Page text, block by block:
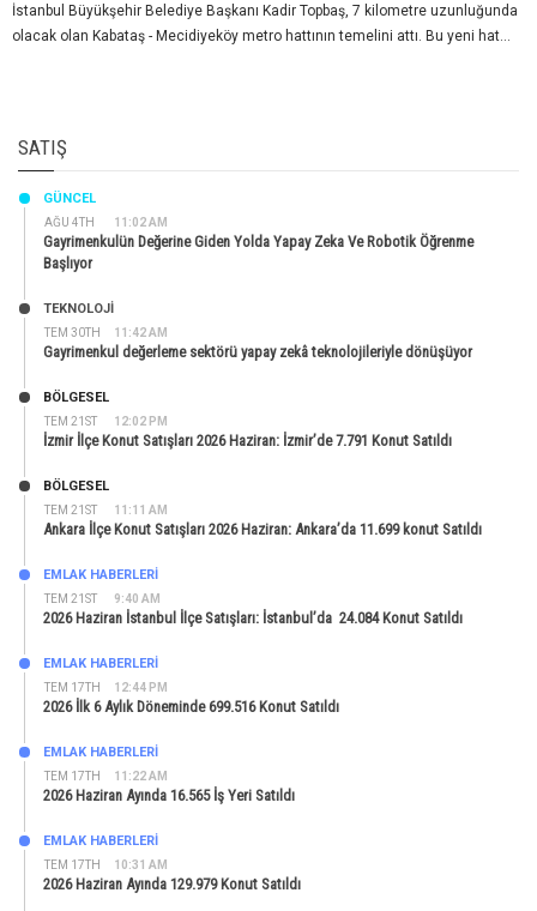
İstanbul Büyükşehir Belediye Başkanı Kadir Topbaş, 7 kilometre uzunluğunda
olacak olan Kabataş - Mecidiyeköy metro hattının temelini attı. Bu yeni hat...
SATIŞ
AĞU 4TH 11:02 AM
GÜNCEL
Gayrimenkulün Değerine Giden Yolda Yapay Zeka Ve Robotik Öğrenme
Başlıyor
TEM 30TH 11:42 AM
TEKNOLOJİ
Gayrimenkul değerleme sektörü yapay zekâ teknolojileriyle dönüşüyor
TEM 21ST 12:02 PM
BÖLGESEL
İzmir İlçe Konut Satışları 2026 Haziran: İzmir’de 7.791 Konut Satıldı
TEM 21ST 11:11 AM
BÖLGESEL
Ankara İlçe Konut Satışları 2026 Haziran: Ankara’da 11.699 konut Satıldı
TEM 21ST 9:40 AM
EMLAK HABERLERI
2026 Haziran İstanbul İlçe Satışları: İstanbul’da 24.084 Konut Satıldı
TEM 17TH 12:44 PM
EMLAK HABERLERI
2026 İlk 6 Aylık Döneminde 699.516 Konut Satıldı
TEM 17TH 11:22 AM
EMLAK HABERLERI
2026 Haziran Ayında 16.565 İş Yeri Satıldı
TEM 17TH 10:31 AM
EMLAK HABERLERI
2026 Haziran Ayında 129.979 Konut Satıldı